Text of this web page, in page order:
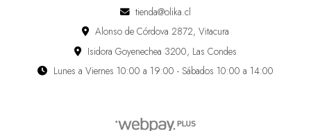
tienda@olika.cl
Alonso de Córdova 2872, Vitacura
Isidora Goyenechea 3200, Las Condes
Lunes a Viernes 10:00 a 19:00 - Sábados 10:00 a 14:00